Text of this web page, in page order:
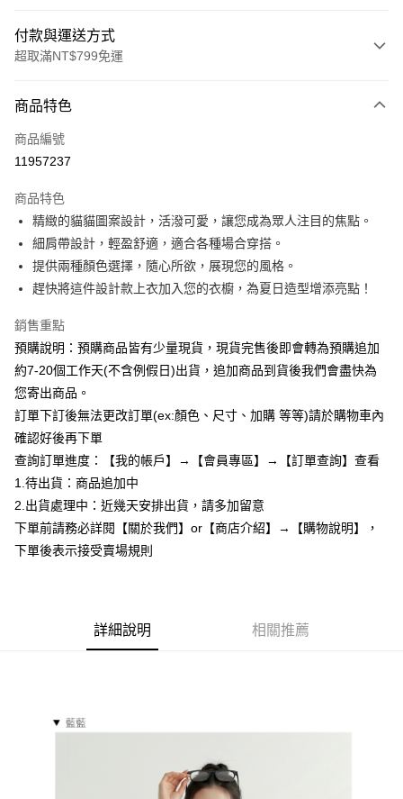
付款與運送方式
超取滿NT$799免運
信用卡一次付款
超商取貨付款
Apple Pay
街口支付
悠遊付
Google Pay
全支付
【關於「AFTEE先享後付」】
AFTEE先享後付是「在收到商品之後才付款」的支付方式。 讓您購物簡單
便利好安心！
１．簡單：不需註冊會員、不需綁卡、不需儲值。
２．便利：只要手機號碼，簡訊認證，即可結帳。
３．安心：先確認商品／服務後，再付款。
１．於結帳方式選擇「AFTEE先享後付」後，將跳轉至「AFTEE先享後付」
ATM／網路銀行／等多元方式進行付款，方視為交易完成。
※ 請注意：結帳手續完成當下不需立刻繳費，但若您需要取消訂單，請聯絡
購買商品的店家。未經商家同意取消之訂單仍視為有效，需透過AFTEE先享
客戶支援中心」
１．透過由恩沛科技股份有限公司提供之「AFTEE先享後付」服務完成之交
易，需依本服務之必要範圍內提供個人資料，並將交易相關給付款項請求債
ATM付款
運送方式
全家付款取貨
每筆NT$85，滿NT$799(含以上)免運費
每筆NT$85，滿NT$799(含以上)免運費
每筆NT$85，滿NT$799(含以上)免運費
商品特色
商品編號
11957237
商品特色
精緻的貓貓圖案設計，活潑可愛，讓您成為眾人注目的焦點。
細肩帶設計，輕盈舒適，適合各種場合穿搭。
提供兩種顏色選擇，隨心所欲，展現您的風格。
趕快將這件設計款上衣加入您的衣櫥，為夏日造型增添亮點！
銷售重點
預購說明：預購商品皆有少量現貨，現貨完售後即會轉為預購追加
約7-20個工作天(不含例假日)出貨，追加商品到貨後我們會盡快為
您寄出商品。
訂單下訂後無法更改訂單(ex:顏色、尺寸、加購 等等)請於購物車內
確認好後再下單
查詢訂單進度：【我的帳戶】→【會員專區】→【訂單查詢】查看
1.待出貨：商品追加中
2.出貨處理中：近幾天安排出貨，請多加留意
下單前請務必詳閱【關於我們】or【商店介紹】→【購物說明】，
下單後表示接受賣場規則
詳細說明 相關推薦